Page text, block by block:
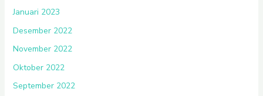
Januari 2023
Desember 2022
November 2022
Oktober 2022
September 2022